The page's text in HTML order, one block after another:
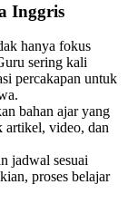
Inggris
hanya fokus
sering kali
percakapan untuk
bahan ajar yang
artikel, video, dan
jadwal sesuai
proses belajar